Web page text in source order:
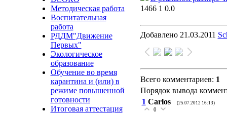
Методическая работа
Воспитательная
работа
РДДМ"Движение
Первых"
Экологическое
образование
Обучение во время
карантина и (или) в
режиме повышенной
готовности
Итоговая аттестация
1466 1 0.0
Добавлено21.03.2011
Всего комментариев: 1
Порядок вывода
1 Carlos (25.07.2012 16:13)
0